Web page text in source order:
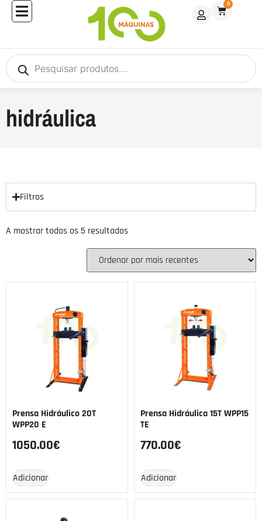
0
hidráulica
Filtros
A mostrar todos os 5 resultados
Prensa Hidráulico 20T
WPP20 E
1050.00€
Adicionar
Prensa Hidráulica 15T WPP15
TE
770.00€
Adicionar